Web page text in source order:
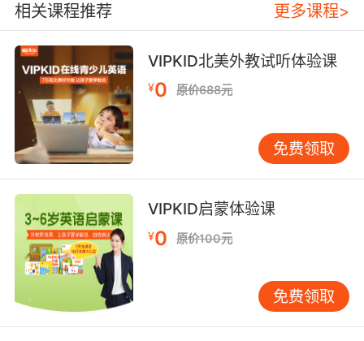
二是最开始就要学习英文自然拼读
自然拼读知识经听力词汇转化为阅读词汇的过渡
阶段，从听故事、说故事再到自主阅读这个漫长
的过程是需要自然拼读来衔接的，但是自然拼读
不能盲目，最好是有几年的听力输入之后再开
始。
宝宝学英语早教启蒙很难吗？
其实所谓的浸润式的教学就是日常用语的学习，
在家庭情况中是没有较难的单词和复杂的句型
的，所以英语启蒙日常就可以进行，家长使用简
相关课程推荐 更多课程>
VIPKID北美外教试听体验课
¥0 原价688元
免费领取
VIPKID启蒙体验课
¥0 原价100元
免费领取